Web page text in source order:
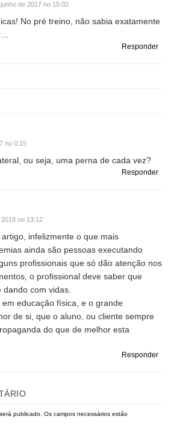
de 2017 no 15:02
No pré treino, não sabia exatamente
Responder
no 0:15
ou seja, uma perna de cada vez?
Responder
no 13:12
infelizmente o que mais
ainda são pessoas executando
profissionais que só dão atenção nos
o profissional deve saber que
dando com vidas.
educação física, e o grande
de si, que o aluno, ou cliente sempre
do que de melhor esta
Responder
publicado. Os campos necessários estão